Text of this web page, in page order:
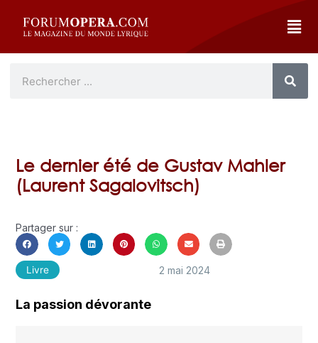
Le dernier été de Gustav Mahler
(Laurent Sagalovitsch)
Partager sur :
Livre 2 mai 2024
La passion dévorante